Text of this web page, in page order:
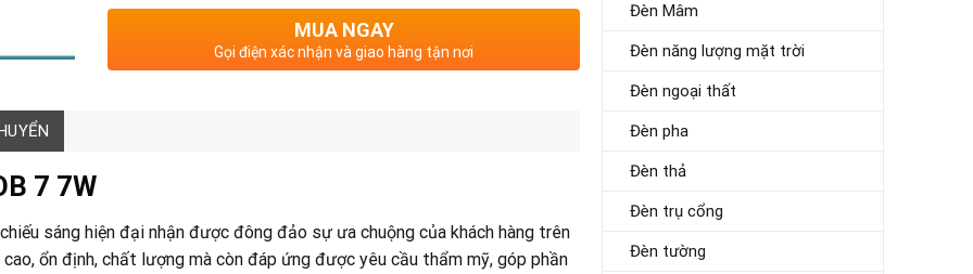
Đèn Mâm
Đèn năng lượng mặt trời
Đèn ngoại thất
Đèn pha
Đèn thả
Đèn trụ cổng
Đèn tường
MUA NGAY
Gọi điện xác nhận và giao hàng tận nơi
7 7W
sáng hiện đại nhận được đông đảo sự ưa chuộng của khách hàng trên
ổn định, chất lượng mà còn đáp ứng được yêu cầu thẩm mỹ, góp phần